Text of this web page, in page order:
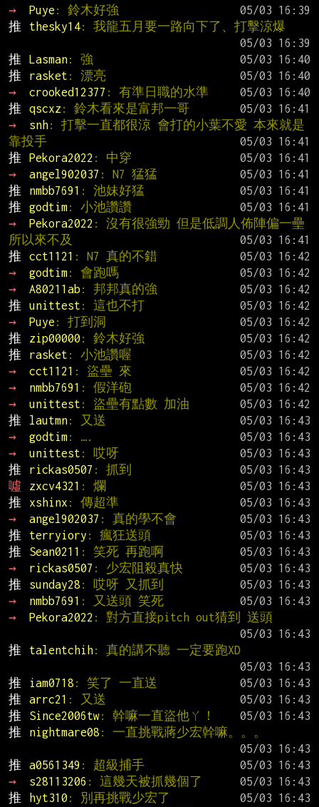
→
Puye : 鈴木好強
推
thesky14: 我龍五月要一路向下了、打擊涼爆
推
Lasman: 強
推
rasket : 漂亮
→
crooked12377 : 有準日職的水準
推
qscxz : 鈴木看來是富邦一哥
→
snh: 打擊一直都很涼 會打的小葉不愛 本來就是
靠投手
推
Pekora2022 : 中穿
→
angel902037 : N7 猛猛
推
nmbb7691 : 池妹好猛
推
godtim: 小池讚讚
→
Pekora2022 : 沒有很強勁 但是低調人佈陣偏一壘
所以來不及
推
cct1121 : N7 真的不錯
→
godtim: 會跑嗎
→
A80211ab : 邦邦真的強
推
unittest : 這也不打
→
Puye : 打到洞
推
zip00000 : 鈴木好強
推
rasket : 小池讚喔
→
cct1121 : 盜壘 來
→
nmbb7691 : 假洋砲
→
unittest : 盜壘有點數 加油
推
lautmn: 又送
→
godtim: ….
→
unittest : 哎呀
推
rickas0507 : 抓到
噓
zxcv4321 : 爛
推
xshinx : 傳超準
→
angel902037 : 真的學不會
推
terryiory : 瘋狂送頭
推
Sean0211 : 笑死 再跑啊
→
rickas0507 : 少宏阻殺真快
推
sunday28 : 哎呀 又抓到
→
nmbb7691 : 又送頭 笑死
→
Pekora2022 : 對方直接pitch out猜到 送頭
推
talentchih: 真的講不聽 一定要跑XD
推
iam0718 : 笑了 一直送
推
arrc21 : 又送
推
Since2006tw: 幹嘛一直盜他ㄚ！
推
nightmare08 : 一直挑戰蔣少宏幹嘛。。。
推
a0561349 : 超級捕手
→
s28113206 : 這幾天被抓幾個了
推
hyt310 : 別再挑戰少宏了